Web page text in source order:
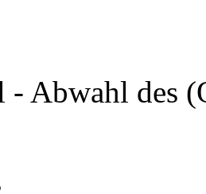
- Abwahl des